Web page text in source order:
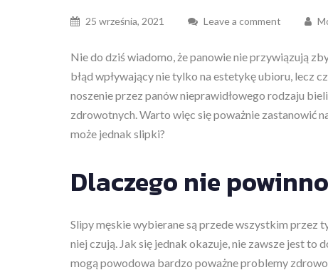
25 września, 2021 Leave a comment
Nie do dziś wiadomo, że panowie nie przywiązują
błąd wpływający nie tylko na estetykę ubioru, lecz
noszenie przez panów nieprawidłowego rodzaju
zdrowotnych. Warto więc się poważnie zastanowić
może jednak slipki?
Dlaczego nie
Slipy męskie wybierane są przede wszystkim przez
niej czują. Jak się jednak okazuje, nie zawsze jest
mogą powodowa bardzo poważne problemy